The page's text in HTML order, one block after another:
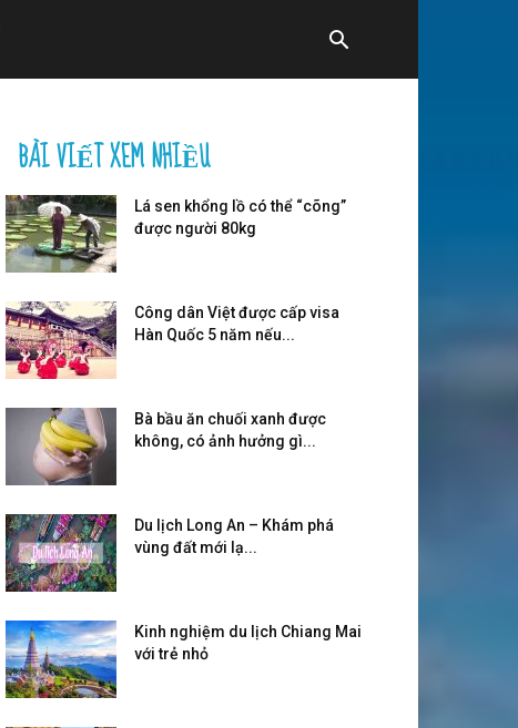
BÀI VIẾT XEM NHIỀU
Lá sen khổng lồ có thể “cõng”
được người 80kg
Công dân Việt được cấp visa
Hàn Quốc 5 năm nếu...
Bà bầu ăn chuối xanh được
không, có ảnh hưởng gì...
Du lịch Long An – Khám phá
vùng đất mới lạ...
Kinh nghiệm du lịch Chiang Mai
với trẻ nhỏ